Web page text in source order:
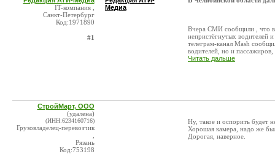
IT-компания ,
Санкт-Петербург
Код:1971890
#1
Медиа
Вчера СМИ сообщили , что в
непристёгнутых водителей
телеграм-канал Mash
водителей, но и
Читать дальше
СтройМарт, ООО
(удалена)
(ИНН:6234160716)
Грузовладелец-перевозчик
Рязань
Код:753198
Ну, такое и оспорить будет
Хорошая камера, надо же
Дорогая, наверное.